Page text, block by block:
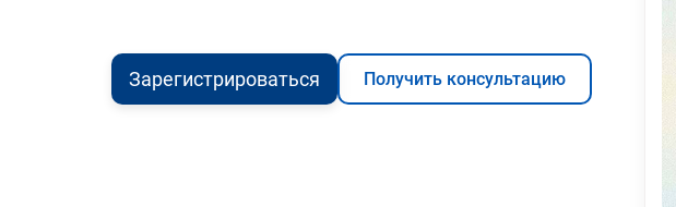
Зарегистрироваться Получить консультацию